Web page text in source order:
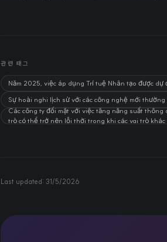
관련 태그
Năm 2025, việc áp dụng Trí tuệ Nhân tạo được
Sự hoài nghi lịch sử với các công nghệ mới
Các công ty đối mặt với việc tăng năng suất
trò có thể trở nên lỗi thời trong khi các vai trò
Last updated: 31/5/2026